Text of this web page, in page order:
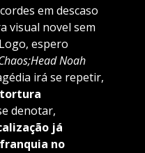
em descaso
visual novel sem
espero
Noah
irá se repetir,
denotar,
já
no